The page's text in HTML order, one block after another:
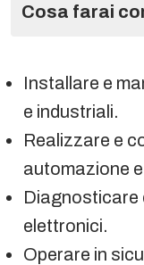
Cosa farai
Installare e
e industriali.
Realizzare e
automazione
Diagnosticare
elettronici.
Operare in